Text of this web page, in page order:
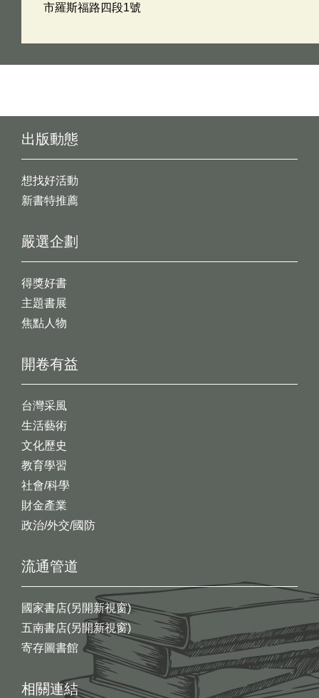
市羅斯福路四段1號
出版動態
想找好活動
新書特推薦
開卷有益
台灣采風
生活藝術
文化歷史
教育學習
社會/科學
財金產業
政治/外交/國防
嚴選企劃
得獎好書
主題書展
焦點人物
流通管道
國家書店(另開新視窗)
五南書店(另開新視窗)
寄存圖書館
相關連結